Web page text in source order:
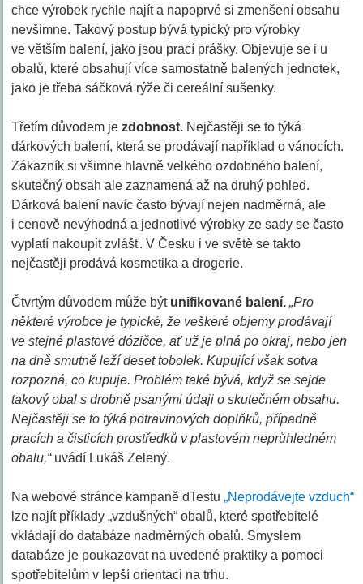
chce výrobek rychle najít a napoprvé si zmenšení obsahu
nevšimne. Takový postup bývá typický pro výrobky
ve větším balení, jako jsou prací prášky. Objevuje se i u
obalů, které obsahují více samostatně balených jednotek,
jako je třeba sáčková rýže či cereální sušenky.
Třetím důvodem jezdobnost. Nejčastěji se to týká
dárkových balení, která se prodávají například o vánocích.
Zákazník si všimne hlavně velkého ozdobného balení,
skutečný obsah ale zaznamená až na druhý pohled.
Dárková balení navíc často bývají nejen nadměrná, ale
i cenově nevýhodná a jednotlivé výrobky ze sady se často
vyplatí nakoupit zvlášť. V Česku i ve světě se takto
nejčastěji prodává kosmetika a drogerie.
Čtvrtým důvodem může být unifikované balení. „Pro
některé výrobce je typické, že veškeré objemy prodávají
ve stejné plastové dózičce, ať už je plná po okraj, nebo jen
na dně smutně leží deset tobolek. Kupující však sotva
rozpozná, co kupuje. Problém také bývá, když se sejde
takový obal s drobně psanými údaji o skutečném obsahu.
Nejčastěji se to týká potravinových doplňků, případně
pracích a čisticích prostředků v plastovém neprůhledném
obalu,“uvádí Lukáš Zelený.
Na webové stránce kampaně dTestu„Neprodávejte vzduch“
lze najít příklady „vzdušných“ obalů, které spotřebitelé
vkládají do databáze nadměrných obalů. Smyslem
databáze je poukazovat na uvedené praktiky a pomoci
spotřebitelům v lepší orientaci na trhu.